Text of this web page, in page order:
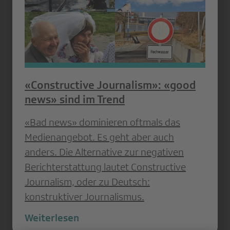
«Constructive Journalism»: «good
news» sind im Trend
«Bad news» dominieren oftmals das
Medienangebot. Es geht aber auch
anders. Die Alternative zur negativen
Berichterstattung lautet Constructive
Journalism, oder zu Deutsch:
konstruktiver Journalismus.
Weiterlesen